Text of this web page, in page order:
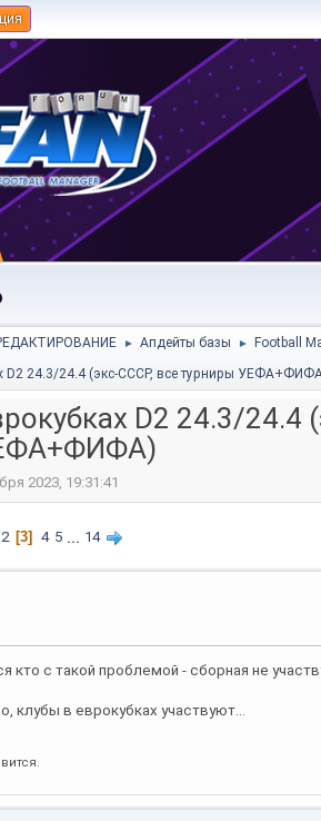
► Апдейты базы ► Football
D2 24.3/24.4 (экс-СССР, все турниры
D2 24.3/24.4
2023, 19:31:41
2 3 4 5 ... 14
кто с такой проблемой - сборная не
клубы в еврокубках участвуют...